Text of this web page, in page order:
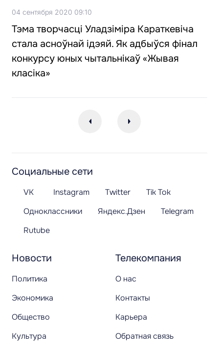
04 сентября 2020 09:10
Тэма творчасці Уладзіміра Караткевіча
стала асноўнай ідэяй. Як адбыўся фінал
конкурсу юных чытальнікаў «Жывая
класіка»
Новости
Политика
Экономика
Общество
Культура
Телекомпания
О нас
Контакты
Карьера
Обратная связь
Социальные сети
VK Instagram Twitter
Tik Tok
Одноклассники
Яндекс.Дзен
Telegram
Rutube